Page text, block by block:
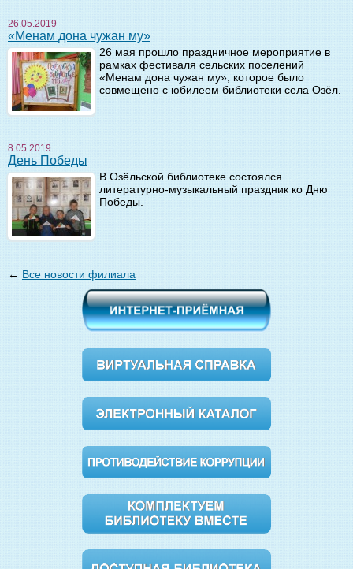
26.05.2019
«Менам дона чужан му»
26 мая прошло праздничное мероприятие в
рамках фестиваля сельских поселений
«Менам дона чужан му», которое было
совмещено с юбилеем библиотеки села Озёл.
8.05.2019
День Победы
В Озёльской библиотеке состоялся
литературно-музыкальный праздник ко Дню
Победы.
← Все новости филиала